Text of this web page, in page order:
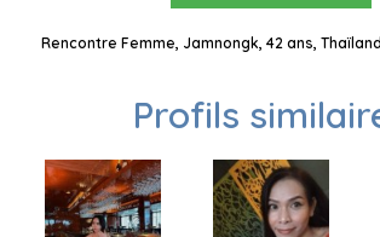
Rencontre Femme, Jamnongk, 42 ans,
Profils